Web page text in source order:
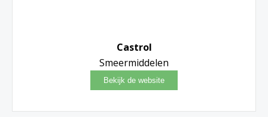
Castrol
Smeermiddelen